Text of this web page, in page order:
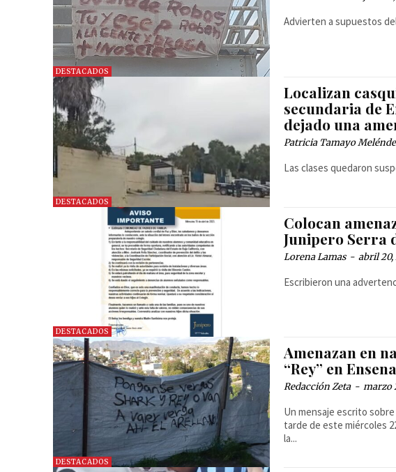
DESTACADOS
Advierten a supuestos
DESTACADOS
Localizan
secundaria de
dejado una
Patricia Tamayo
Las clases quedaron
DESTACADOS
Colocan
Junipero Serra
Lorena Lamas - abril 20,
Escribieron una
DESTACADOS
Amenazan en
“Rey” en
Redacción Zeta - marzo
Un mensaje escrito
tarde de este miércoles
la...